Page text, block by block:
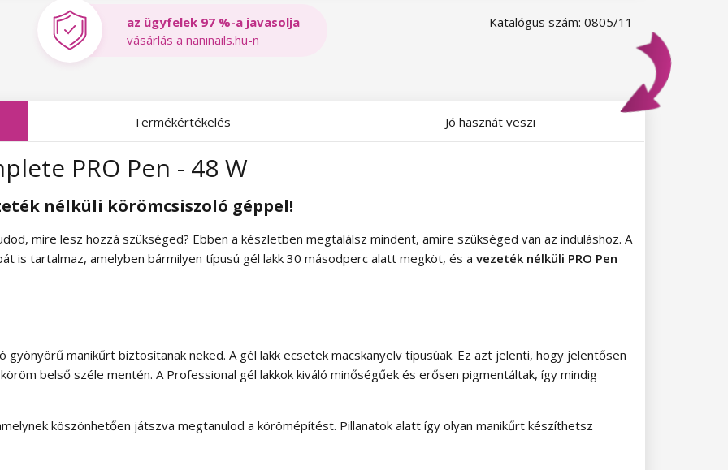
Katalógus szám: 0805/11
az ügyfelek 97 %-a javasolja
vásárlás a naninails.hu-n
PRO Pen - 48 W
nélküli körömcsiszoló géppel!
mire lesz hozzá szükséged? Ebben a készletben megtalálsz mindent, amire szükséged van az induláshoz. A
is tartalmaz, amelyben bármilyen típusú gél lakk 30 másodperc alatt megköt, és a vezeték nélküli PRO Pen
gyönyörű manikűrt biztosítanak neked. A gél lakk ecsetek macskanyelv típusúak. Ez azt jelenti, hogy jelentősen
belső széle mentén. A Professional gél lakkok kiváló minőségűek és erősen pigmentáltak, így mindig
köszönhetően játszva megtanulod a körömépítést. Pillanatok alatt így olyan manikűrt készíthetsz
Termékértékelés Jó hasznát veszi